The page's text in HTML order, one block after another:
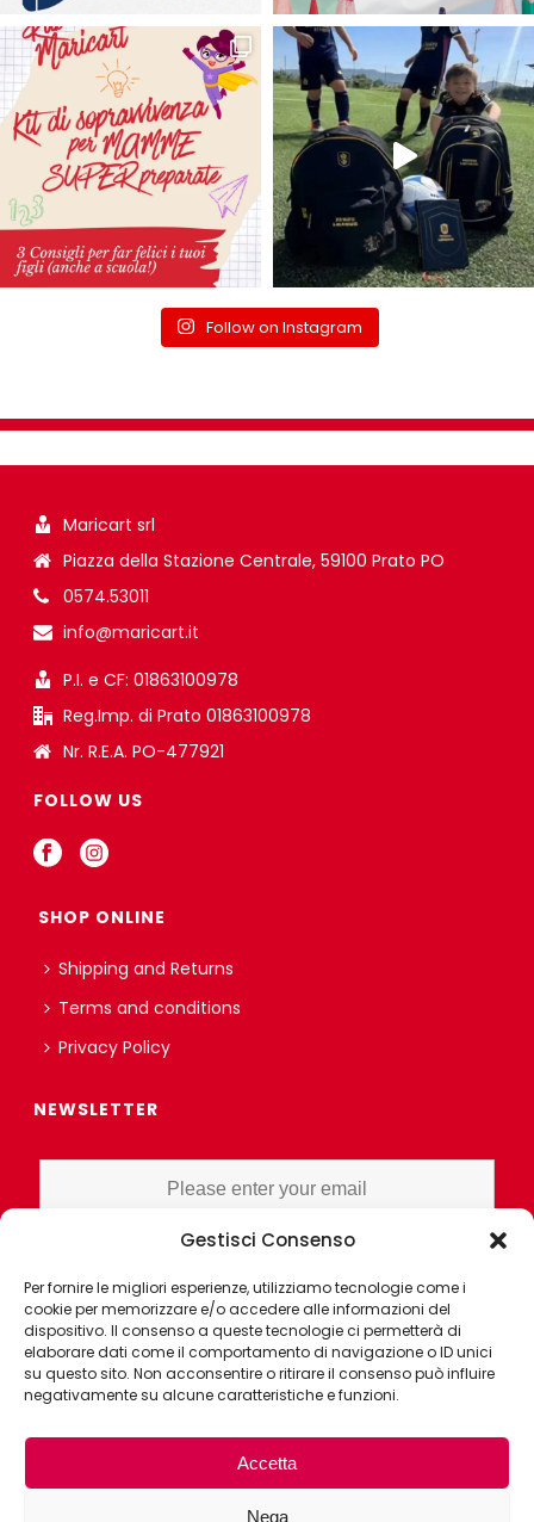
Gestisci Consenso
Per fornire le migliori esperienze, utilizziamo tecnologie come i
cookie per memorizzare e/o accedere alle informazioni del
dispositivo. Il consenso a queste tecnologie ci permetterà di
elaborare dati come il comportamento di navigazione o ID unici
su questo sito. Non acconsentire o ritirare il consenso può influire
negativamente su alcune caratteristiche e funzioni.
Accetta
Nega
Follow on Instagram
Maricart srl
Piazza della Stazione Centrale, 59100 Prato PO
0574.53011
info@maricart.it
P.I. e CF: 01863100978
Reg.Imp. di Prato 01863100978
Nr. R.E.A. PO-477921
FOLLOW US
SHOP ONLINE
Shipping and Returns
Terms and conditions
Privacy Policy
NEWSLETTER
THE REGULATION AND GRANT CONSENT FOR PROFILING OR
MARKET RESEARCH PURPOSES ALSO WITH THE AID OF
ELECTRONIC INSTRUMENTS, AIMED AT ANALYZING HABITS OR
CONSUMER CHOICES OF THE INTERESTED PARTY